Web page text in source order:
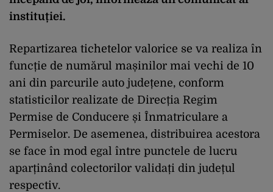
instituției.
Repartizarea tichetelor valorice se va realiza în
funcție de numărul mașinilor mai vechi de 10
ani din parcurile auto județene, conform
statisticilor realizate de Direcția Regim
Permise de Conducere și Înmatriculare a
Permiselor. De asemenea, distribuirea acestora
se face în mod egal între punctele de lucru
aparținând colectorilor validați din județul
respectiv.